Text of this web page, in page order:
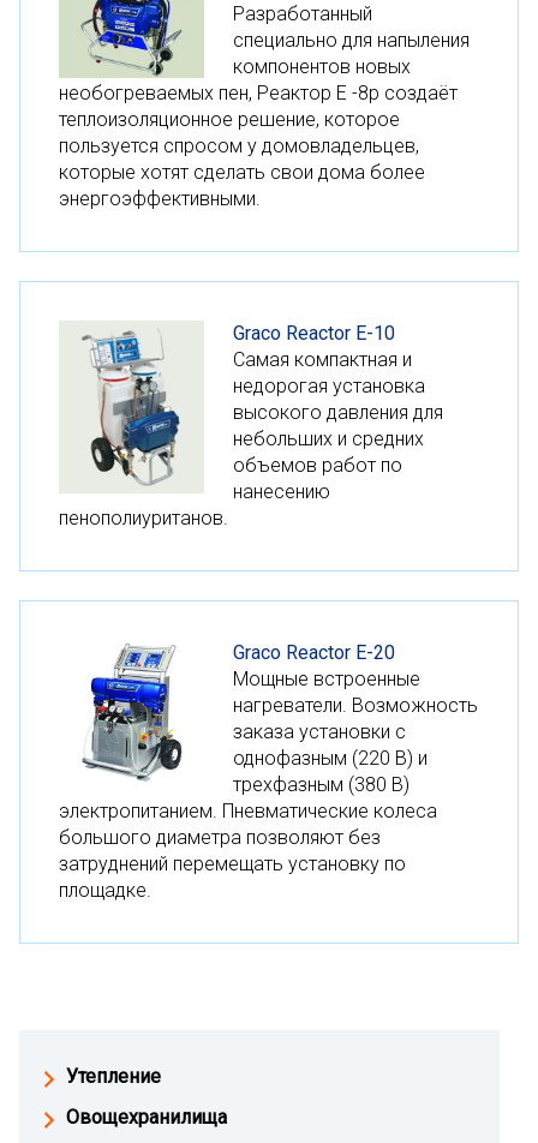
Утепление
Овощехранилища
Разработанный
специально для напыления
компонентов новых
необогреваемых пен, Реактор E -8р создаёт
теплоизоляционное решение, которое
пользуется спросом у домовладельцев,
которые хотят сделать свои дома более
энергоэффективными.
Graco Reactor E-10
Самая компактная и
недорогая установка
высокого давления для
небольших и средних
объемов работ по
нанесению
пенополиуританов.
Graco Reactor E-20
Мощные встроенные
нагреватели. Возможность
заказа установки с
однофазным (220 В) и
трехфазным (380 В)
электропитанием. Пневматические колеса
большого диаметра позволяют без
затруднений перемещать установку по
площадке.